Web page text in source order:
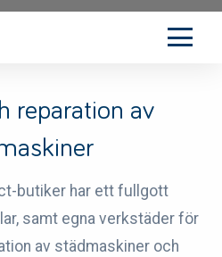
reparation av
butiker har ett fullgott
samt egna verkstäder för
av städmaskiner och